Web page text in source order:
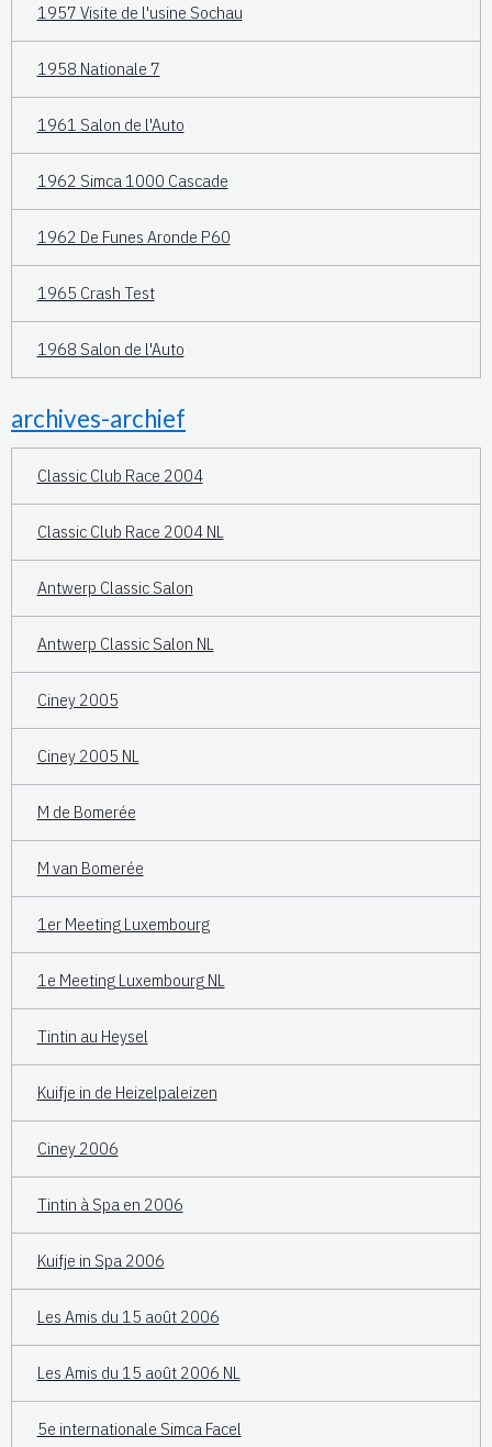
1957 Visite de l'usine Sochau
1958 Nationale 7
1961 Salon de l'Auto
1962 Simca 1000 Cascade
1962 De Funes Aronde P60
1965 Crash Test
1968 Salon de l'Auto
archives-archief
Classic Club Race 2004
Classic Club Race 2004 NL
Antwerp Classic Salon
Antwerp Classic Salon NL
Ciney 2005
Ciney 2005 NL
M de Bomerée
M van Bomerée
1er Meeting Luxembourg
1e Meeting Luxembourg NL
Tintin au Heysel
Kuifje in de Heizelpaleizen
Ciney 2006
Tintin à Spa en 2006
Kuifje in Spa 2006
Les Amis du 15 août 2006
Les Amis du 15 août 2006 NL
5e internationale Simca Facel